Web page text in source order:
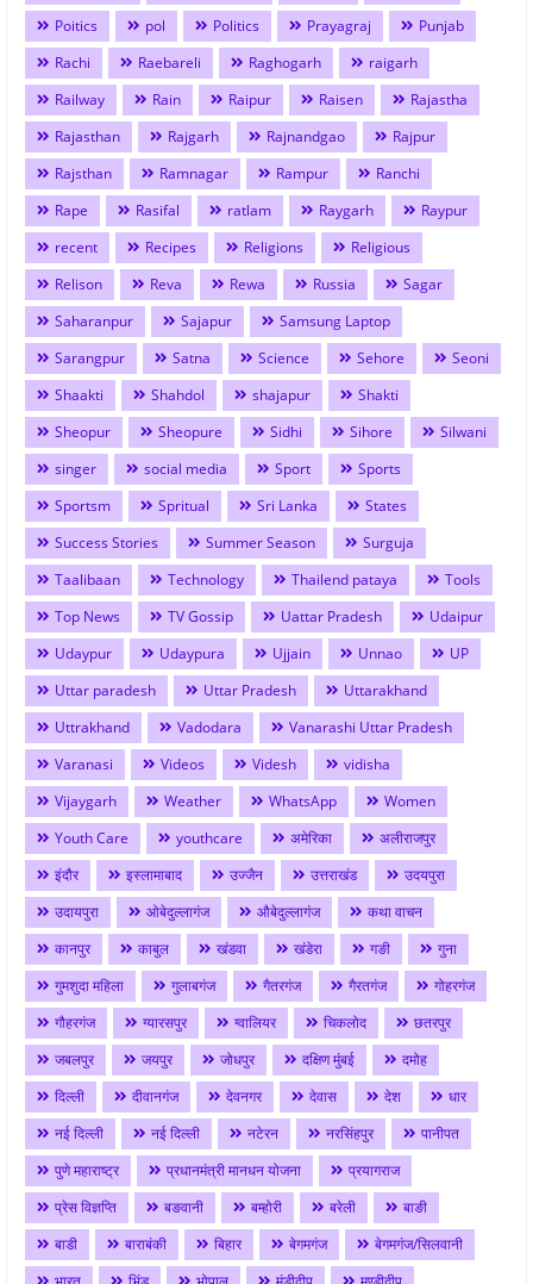
Poitics
pol Politics Prayagraj
Punjab
Rachi
Raebareli Raghogarh
raigarh
Railway
Rain Raipur Raisen
Rajastha
Rajasthan
Rajgarh Rajnandgao
Rajpur
Rajsthan
Ramnagar Rampur
Ranchi
Rape
Rasifal ratlam Raygarh
Raypur
recent
Recipes Religions
Religious
Relison
Reva Rewa Russia
Sagar
Saharanpur
Sajapur
Samsung Laptop
Sarangpur
Satna Science Sehore
Seoni
Shaakti
Shahdol shajapur
Shakti
Sheopur
Sheopure Sidhi Sihore
Silwani
singer
social media Sport
Sports
Sportsm
Spritual Sri Lanka
States
Success Stories
Summer Season
Surguja
Taalibaan
Technology Thailend pataya
Tools
Top News
TV Gossip Uattar Pradesh
Udaipur
Udaypur
Udaypura Ujjain Unnao
UP
Uttar paradesh
Uttar Pradesh
Uttarakhand
Uttrakhand
Vadodara
Vanarashi Uttar Pradesh
Varanasi
Videos Videsh
vidisha
Vijaygarh
Weather WhatsApp
Women
Youth Care
youthcare अमेरिका
अलीराजपुर
इंदौर
इस्लामाबाद उज्जैन उत्तराखंड
उदयपुरा
उदायपुरा
ओबेदुल्लागंज औबेदुल्लागंज
कथा वाचन
कानपुर
काबुल खंडवा खंडेरा गङी
गुना
गुमशुदा महिला
गुलाबगंज गैतरगंज गैरतगंज
गोहरगंज
गौहरगंज
ग्यारसपुर ग्वालियर चिकलोद
छतरपुर
जबलपुर
जयपुर जोधपुर दक्षिण मुंबई
दमोह
दिल्ली
दीवानगंज देवनगर देवास देश
धार
नई दिल्ली
नई दिल्ली नटेरन नरसिंहपुर
पानीपत
पुणे महाराष्ट्र
प्रधानमंत्री मानधन योजना
प्रयागराज
प्रेस विज्ञप्ति
बङवानी बम्होरी बरेली
बाङी
बाडी
बाराबंकी बिहार बेगमगंज
बेगमगंज/सिलवानी